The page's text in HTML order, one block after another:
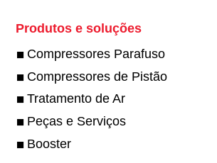
Produtos e soluções
Compressores Parafuso
Compressores de Pistão
Tratamento de Ar
Peças e Serviços
Booster